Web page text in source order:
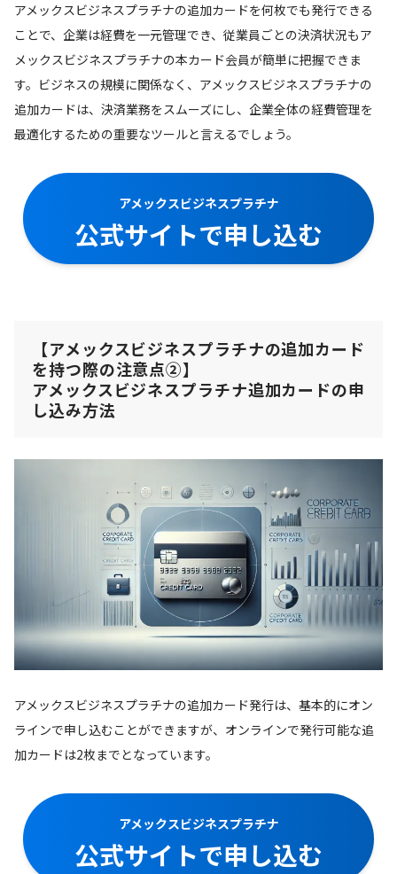
アメックスビジネスプラチナの追加カードを何枚でも発行できる
ことで、企業は経費を一元管理でき、従業員ごとの決済状況もア
メックスビジネスプラチナの本カード会員が簡単に把握できま
す。ビジネスの規模に関係なく、アメックスビジネスプラチナの
追加カードは、決済業務をスムーズにし、企業全体の経費管理を
最適化するための重要なツールと言えるでしょう。
アメックスビジネスプラチナ
公式サイトで申し込む
【アメックスビジネスプラチナの追加カード
を持つ際の注意点②】
アメックスビジネスプラチナ追加カードの申
し込み方法
アメックスビジネスプラチナの追加カード発行は、基本的にオン
ラインで申し込むことができますが、オンラインで発行可能な追
加カードは2枚までとなっています。
アメックスビジネスプラチナ
公式サイトで申し込む